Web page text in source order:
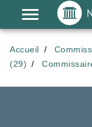
Accueil
(29)